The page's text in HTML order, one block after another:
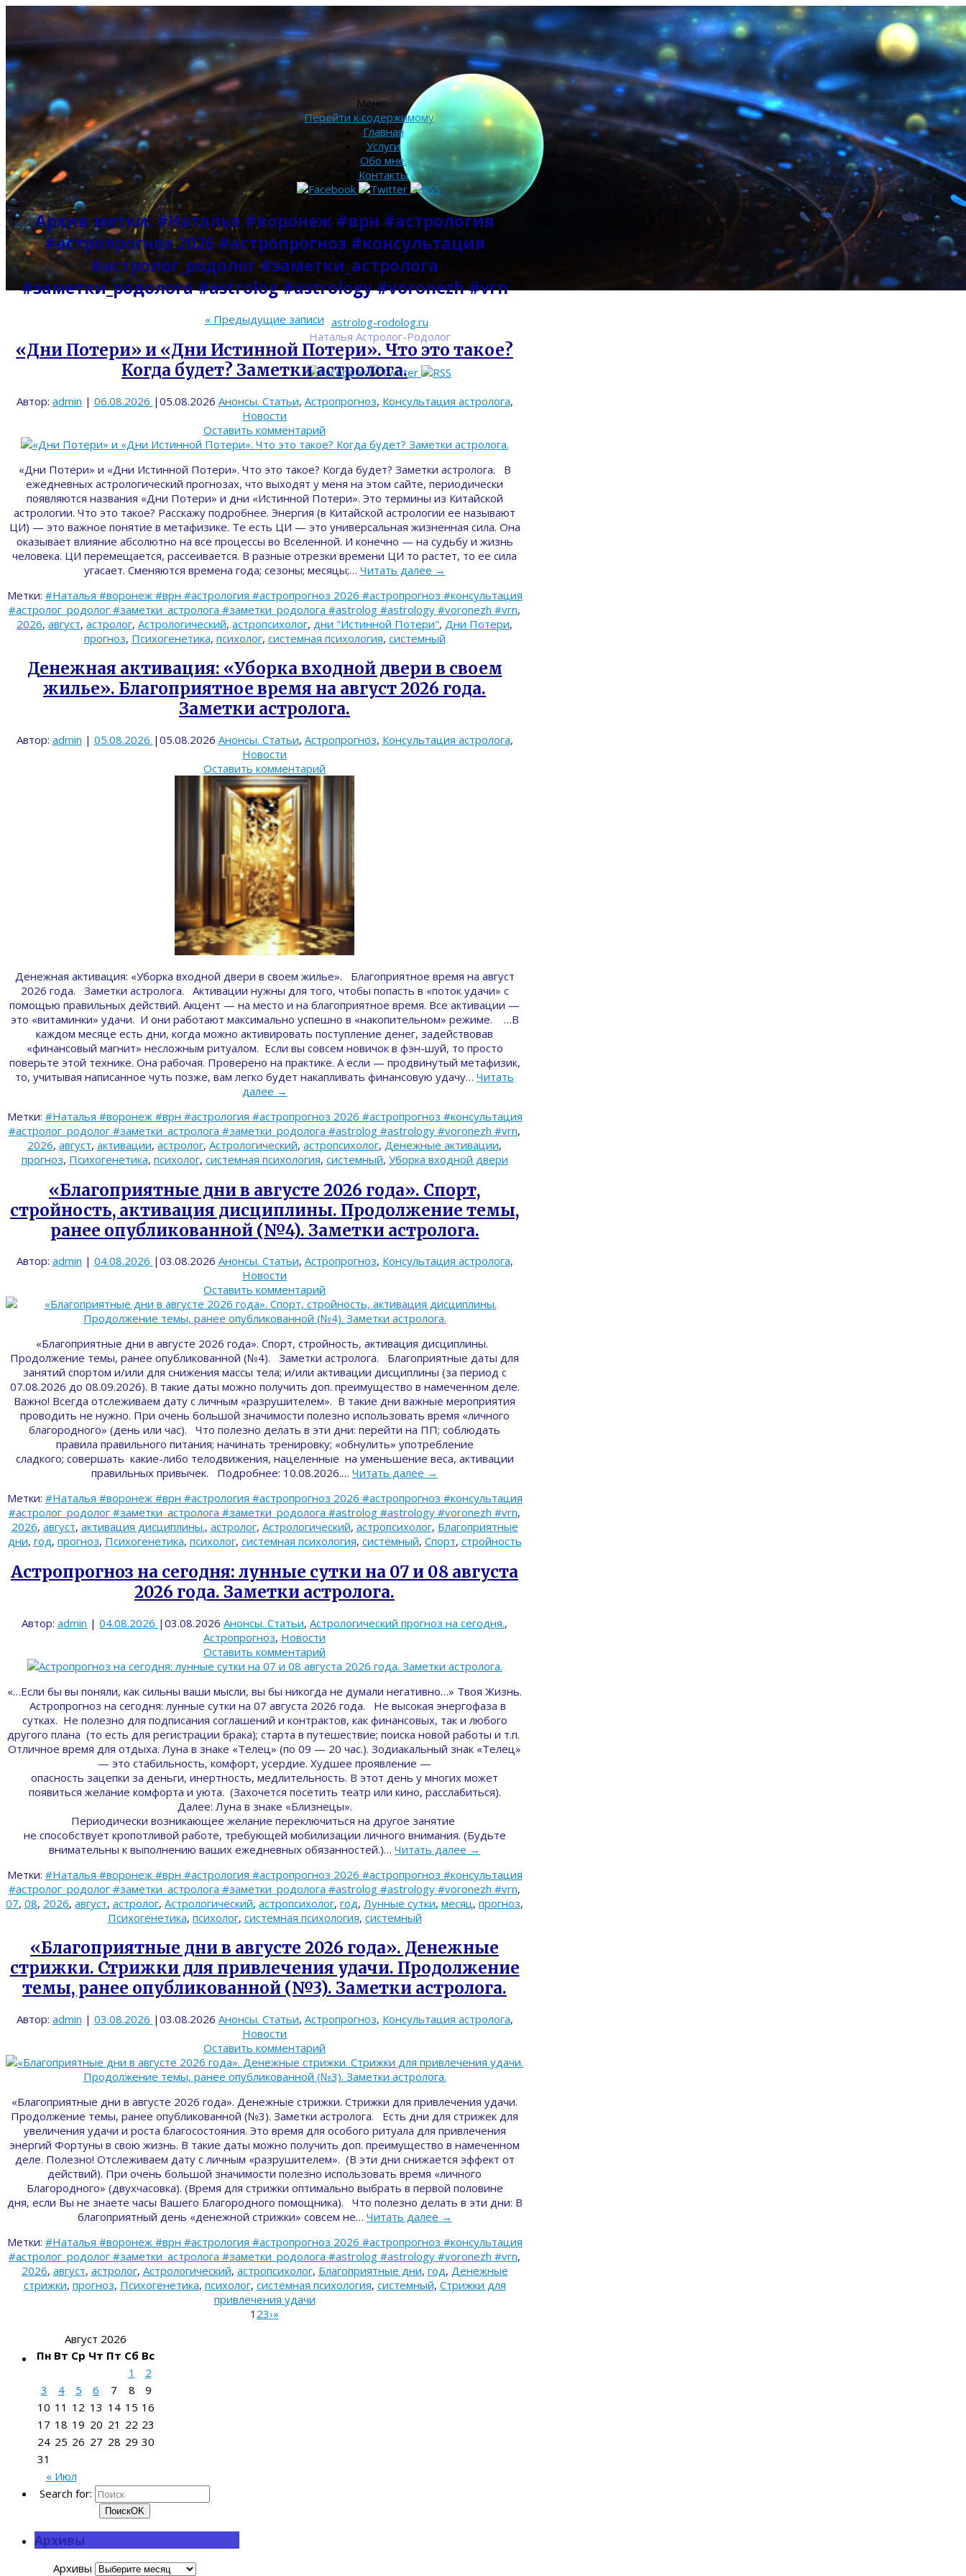
astrolog-rodolog.ru
Наталья Астролог-Родолог
Меню
Перейти к содержимому
Главная
Услуги
Обо мне.
Контакты
Архив метки:#Наталья #воронеж #врн #астрология
#астропрогноз 2026 #астропрогноз #консультация
#астролог_родолог #заметки_астролога
#заметки_родолога #astrolog #astrology #voronezh #vrn
« Предыдущие записи
«Дни Потери» и «Дни Истинной Потери». Что это такое?
Когда будет? Заметки астролога.
Автор: admin | 06.08.2026 | 05.08.2026 Анонсы. Статьи, Астропрогноз, Консультация астролога,
Новости
Оставить комментарий
«Дни Потери» и «Дни Истинной Потери». Что это такое? Когда будет? Заметки астролога. В
ежедневных астрологический прогнозах, что выходят у меня на этом сайте, периодически
появляются названия «Дни Потери» и дни «Истинной Потери». Это термины из Китайской
астрологии. Что это такое? Расскажу подробнее. Энергия (в Китайской астрологии ее называют
ЦИ) — это важное понятие в метафизике. Те есть ЦИ — это универсальная жизненная сила. Она
оказывает влияние абсолютно на все процессы во Вселенной. И конечно — на судьбу и жизнь
человека. ЦИ перемещается, рассеивается. В разные отрезки времени ЦИ то растет, то ее сила
угасает. Сменяются времена года; сезоны; месяцы;… Читать далее →
Метки: #Наталья #воронеж #врн #астрология #астропрогноз 2026 #астропрогноз #консультация
#астролог_родолог #заметки_астролога #заметки_родолога #astrolog #astrology #voronezh #vrn,
2026, август, астролог, Астрологический, астропсихолог, дни "Истинной Потери", Дни Потери,
прогноз, Психогенетика, психолог, системная психология, системный
Денежная активация: «Уборка входной двери в своем
жилье». Благоприятное время на август 2026 года.
Заметки астролога.
Автор: admin | 05.08.2026 | 05.08.2026 Анонсы. Статьи, Астропрогноз, Консультация астролога,
Новости
Оставить комментарий
Денежная активация: «Уборка входной двери в своем жилье». Благоприятное время на август
2026 года. Заметки астролога. Активации нужны для того, чтобы попасть в «поток удачи» с
помощью правильных действий. Акцент — на место и на благоприятное время. Все активации —
это «витаминки» удачи. И они работают максимально успешно в «накопительном» режиме. …В
каждом месяце есть дни, когда можно активировать поступление денег, задействовав
«финансовый магнит» несложным ритуалом. Если вы совсем новичок в фэн-шуй, то просто
поверьте этой технике. Она рабочая. Проверено на практике. А если — продвинутый метафизик,
то, учитывая написанное чуть позже, вам легко будет накапливать финансовую удачу… Читать
далее →
Метки: #Наталья #воронеж #врн #астрология #астропрогноз 2026 #астропрогноз #консультация
#астролог_родолог #заметки_астролога #заметки_родолога #astrolog #astrology #voronezh #vrn,
2026, август, активации, астролог, Астрологический, астропсихолог, Денежные активации,
прогноз, Психогенетика, психолог, системная психология, системный, Уборка входной двери
«Благоприятные дни в августе 2026 года». Спорт,
стройность, активация дисциплины. Продолжение темы,
ранее опубликованной (№4). Заметки астролога.
Автор: admin | 04.08.2026 | 03.08.2026 Анонсы. Статьи, Астропрогноз, Консультация астролога,
Новости
Оставить комментарий
«Благоприятные дни в августе 2026 года». Спорт, стройность, активация дисциплины.
Продолжение темы, ранее опубликованной (№4). Заметки астролога. Благоприятные даты для
занятий спортом и/или для снижения массы тела; и/или активации дисциплины (за период с
07.08.2026 до 08.09.2026). В такие даты можно получить доп. преимущество в намеченном деле.
Важно! Всегда отслеживаем дату с личным «разрушителем». В такие дни важные мероприятия
проводить не нужно. При очень большой значимости полезно использовать время «личного
благородного» (день или час). Что полезно делать в эти дни: перейти на ПП; соблюдать
правила правильного питания; начинать тренировку; «обнулить» употребление
сладкого; совершать какие-либо телодвижения, нацеленные на уменьшение веса, активации
правильных привычек. Подробнее: 10.08.2026.… Читать далее →
Метки: #Наталья #воронеж #врн #астрология #астропрогноз 2026 #астропрогноз #консультация
#астролог_родолог #заметки_астролога #заметки_родолога #astrolog #astrology #voronezh #vrn,
2026, август, активация дисциплины., астролог, Астрологический, астропсихолог, Благоприятные
дни, год, прогноз, Психогенетика, психолог, системная психология, системный, Спорт, стройность
Астропрогноз на сегодня: лунные сутки на 07 и 08 августа
2026 года. Заметки астролога.
Автор: admin | 04.08.2026 | 03.08.2026 Анонсы. Статьи, Астрологический прогноз на сегодня.,
Астропрогноз, Новости
Оставить комментарий
«…Если бы вы поняли, как сильны ваши мысли, вы бы никогда не думали негативно…» Твоя Жизнь.
Астропрогноз на сегодня: лунные сутки на 07 августа 2026 года. Не высокая энергофаза в
сутках. Не полезно для подписания соглашений и контрактов, как финансовых, так и любого
другого плана (то есть для регистрации брака); старта в путешествие; поиска новой работы и т.п.
Отличное время для отдыха. Луна в знаке «Телец» (по 09 — 20 час.). Зодиакальный знак «Телец»
— это стабильность, комфорт, усердие. Худшее проявление —
опасность зацепки за деньги, инертность, медлительность. В этот день у многих может
появиться желание комфорта и уюта. (Захочется посетить театр или кино, расслабиться).
Далее: Луна в знаке «Близнецы».
Периодически возникающее желание переключиться на другое занятие
не способствует кропотливой работе, требующей мобилизации личного внимания. (Будьте
внимательны к выполнению ваших ежедневных обязанностей.)… Читать далее →
Метки: #Наталья #воронеж #врн #астрология #астропрогноз 2026 #астропрогноз #консультация
#астролог_родолог #заметки_астролога #заметки_родолога #astrolog #astrology #voronezh #vrn,
07, 08, 2026, август, астролог, Астрологический, астропсихолог, год, Лунные сутки, месяц , прогноз,
Психогенетика, психолог, системная психология, системный
«Благоприятные дни в августе 2026 года». Денежные
стрижки. Стрижки для привлечения удачи. Продолжение
темы, ранее опубликованной (№3). Заметки астролога.
Автор: admin | 03.08.2026 | 03.08.2026 Анонсы. Статьи, Астропрогноз, Консультация астролога,
Новости
Оставить комментарий
«Благоприятные дни в августе 2026 года». Денежные стрижки. Стрижки для привлечения удачи.
Продолжение темы, ранее опубликованной (№3). Заметки астролога. Есть дни для стрижек для
увеличения удачи и роста благосостояния. Это время для особого ритуала для привлечения
энергий Фортуны в свою жизнь. В такие даты можно получить доп. преимущество в намеченном
деле. Полезно! Отслеживаем дату с личным «разрушителем». (В эти дни снижается эффект от
действий). При очень большой значимости полезно использовать время «личного
Благородного» (двухчасовка). (Время для стрижки оптимально выбрать в первой половине
дня, если Вы не знаете часы Вашего Благородного помощника). Что полезно делать в эти дни: В
благоприятный день «денежной стрижки» совсем не… Читать далее →
Метки: #Наталья #воронеж #врн #астрология #астропрогноз 2026 #астропрогноз #консультация
#астролог_родолог #заметки_астролога #заметки_родолога #astrolog #astrology #voronezh #vrn,
2026, август, астролог, Астрологический, астропсихолог, Благоприятные дни, год, Денежные
стрижки, прогноз, Психогенетика, психолог, системная психология, системный, Стрижки для
привлечения удачи
1 23›»
Август 2026
Пн Вт Ср Чт Пт Сб Вс
« Июл
1
2
3
4 5 6 7 8
9
10 11 12 13 14 15 16
17 18 19 20 21 22 23
24 25 26 27 28 29 30
31
Search for:
ПоискOK
Архивы
Архивы